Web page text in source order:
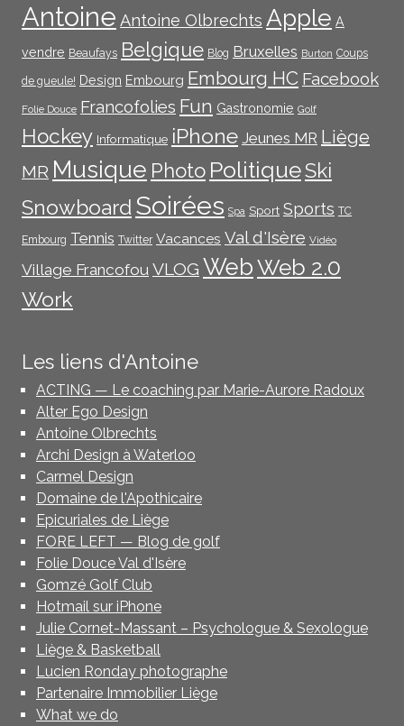
Antoine Antoine Olbrechts Apple A
vendre Beaufays Belgique Blog Bruxelles Burton Coups
de gueule! Design Embourg Embourg HC Facebook
Folie Douce Francofolies Fun Gastronomie Golf
Hockey Informatique iPhone Jeunes MR Liège
MR Musique Photo PolitiqueSki
Snowboard Soirées Spa Sport Sports TC
Embourg Tennis Twitter Vacances Val d'Isère Vidéo
Village Francofou VLOG WebWeb 2.0
Work
Les liens d'Antoine
ACTING — Le coaching par Marie-Aurore Radoux
Alter Ego Design
Antoine Olbrechts
Archi Design à Waterloo
Carmel Design
Domaine de l'Apothicaire
Epicuriales de Liège
FORE LEFT — Blog de golf
Folie Douce Val d'Isère
Gomzé Golf Club
Hotmail sur iPhone
Julie Cornet-Massant – Psychologue & Sexologue
Liège & Basketball
Lucien Ronday photographe
Partenaire Immobilier Liège
What we do